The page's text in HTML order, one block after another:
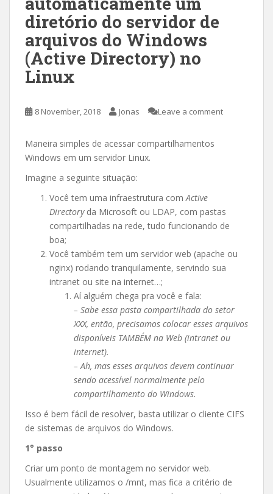
diretório do servidor de
arquivos do Windows
(Active Directory) no
Linux
8 November, 2018 Jonas Leave a comment
Maneira simples de acessar compartilhamentos
Windows em um servidor Linux.
Imagine a seguinte situação:
Você tem uma infraestrutura com Active
Directoryda Microsoft ou LDAP, com pastas
compartilhadas na rede, tudo funcionando de
boa;
Você também tem um servidor web (apache ou
nginx) rodando tranquilamente, servindo sua
intranet ou site na internet…;
Aí alguém chega pra você e fala:
– Sabe essa pasta compartilhada do setor
XXX, então, precisamos colocar esses arquivos
disponíveis TAMBÉM na Web (intranet ou
internet).
– Ah, mas esses arquivos devem continuar
sendo acessível normalmente pelo
compartilhamento do Windows.
Isso é bem fácil de resolver, basta utilizar o cliente CIFS
de sistemas de arquivos do Windows.
1° passo
Criar um ponto de montagem no servidor web.
Usualmente utilizamos o /mnt, mas fica a critério de